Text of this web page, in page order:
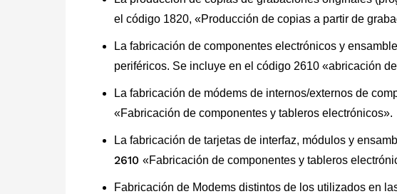
el código 1820, «Producción de copias a partir de
La fabricación de componentes electrónicos y
periféricos. Se incluye en el código 2610 «abricación
La fabricación de módems de internos/externos de
«Fabricación de componentes y tableros electrónicos».
La fabricación de tarjetas de interfaz, módulos y
2610 «Fabricación de componentes y tableros
Fabricación de Modems distintos de los utilizados en